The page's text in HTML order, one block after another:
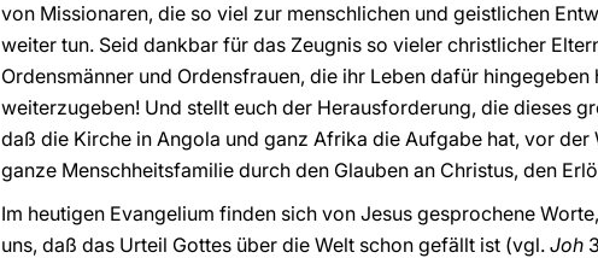
von Missionaren, die so viel zur menschlichen und geistlichen
weiter tun. Seid dankbar für das Zeugnis so vieler christlicher
Ordensmänner und Ordensfrauen, die ihr Leben dafür
weiterzugeben! Und stellt euch der Herausforderung, die dieses
daß die Kirche in Angola und ganz Afrika die Aufgabe hat, vor der
ganze Menschheitsfamilie durch den Glauben an Christus, den
Im heutigen Evangelium finden sich von Jesus gesprochene
uns, daß das Urteil Gottes über die Welt schon gefällt ist (vgl. Joh